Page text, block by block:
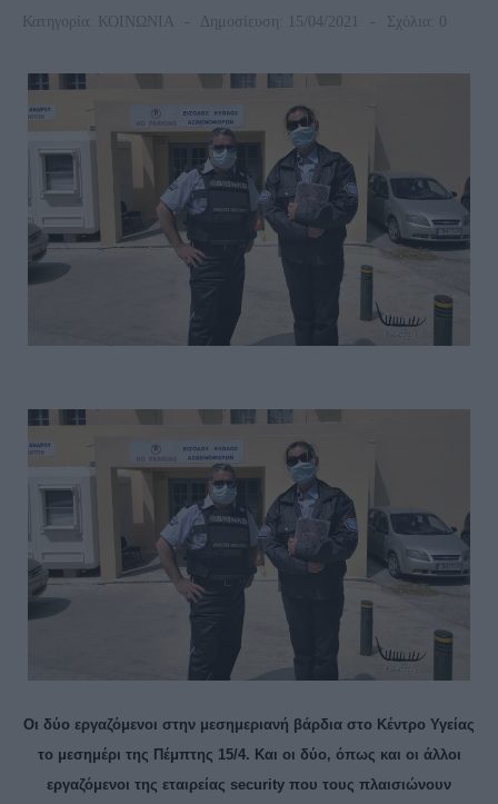
Κατηγορία: ΚΟΙΝΩΝΙΑ Δημοσίευση: 15/04/2021 Σχόλια: 0
Οι δύο εργαζόμενοι στην μεσημεριανή βάρδια στο Κέντρο Υγείας
το μεσημέρι της Πέμπτης 15/4. Και οι δύο, όπως και οι άλλοι
εργαζόμενοι της εταιρείας security που τους πλαισιώνουν